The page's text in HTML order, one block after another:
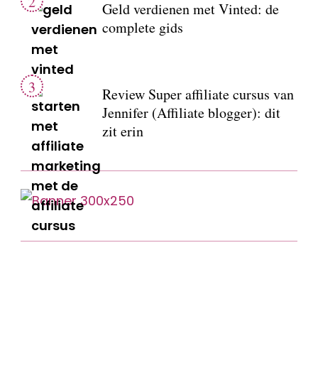
Geld verdienen met Vinted: de
complete gids
Review Super affiliate cursus van
Jennifer (Affiliate blogger): dit
zit erin